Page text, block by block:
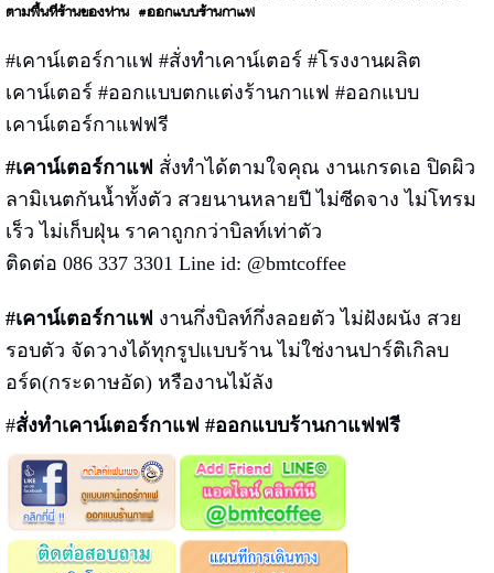
ตามพื้นที่ร้านของท่าน #ออกแบบร้านกาแฟ
#เคาน์เตอร์กาแฟ #สั่งทำเคาน์เตอร์ #โรงงานผลิต
เคาน์เตอร์ #ออกแบบตกแต่งร้านกาแฟ #ออกแบบ
เคาน์เตอร์กาแฟฟรี
#เคาน์เตอร์กาแฟ สั่งทำได้ตามใจคุณ งานเกรดเอ ปิดผิว
ลามิเนตกันน้ำทั้งตัว สวยนานหลายปี ไม่ซีดจาง ไม่โทรม
เร็ว ไม่เก็บฝุ่น ราคาถูกกว่าบิลท์เท่าตัว
ติดต่อ 086 337 3301 Line id: @bmtcoffee
#เคาน์เตอร์กาแฟ งานกึ่งบิลท์กึ่งลอยตัว ไม่ฝังผนัง สวย
รอบตัว จัดวางได้ทุกรูปแบบร้าน ไม่ใช่งานปาร์ติเกิลบ
อร์ด(กระดาษอัด) หรืองานไม้ลัง
#สั่งทำเคาน์เตอร์กาแฟ #ออกแบบร้านกาแฟฟรี